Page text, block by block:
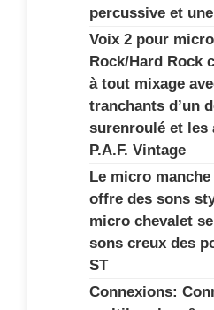
percussive et
Voix 2 pour
Rock/Hard Rock
à tout mixage
tranchants d’un
surenroulé et les
P.A.F. Vintage
Le micro
offre des sons
micro chevalet
sons creux des
ST
Connexions: